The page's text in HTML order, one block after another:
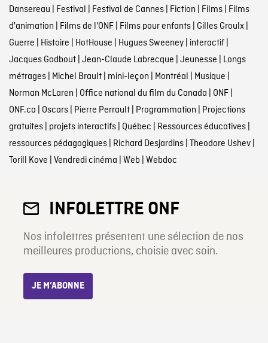
Dansereau | Festival | Festival de Cannes| Fiction | Films| Films
d'animation | Films de l'ONF| Films pour enfants| Gilles Groulx|
Guerre | Histoire | HotHouse | Hugues Sweeney| interactif|
Jacques Godbout| Jean-Claude Labrecque | Jeunesse | Longs
métrages| Michel Brault| mini-leçon | Montréal | Musique |
Norman McLaren | Office national du film du Canada | ONF|
ONF.ca | Oscars| Pierre Perrault| Programmation | Projections
gratuites| projets interactifs| Québec | Ressources éducatives|
ressources pédagogiques| Richard Desjardins| Theodore Ushev|
Torill Kove | Vendredi cinéma | Web | Webdoc
INFOLETTRE ONF
Nos infolettres présentent une sélection de nos
meilleures productions, choisie avec soin.
JE M’ABONNE